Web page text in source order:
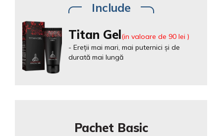
Include
Titan Gel(in valoare de 90 lei )
- Ereții mai mari, mai puternici și de
durată mai lungă
Pachet Basic